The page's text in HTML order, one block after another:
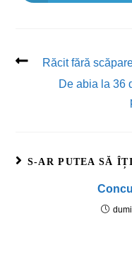
Răcit fără
De abia la 36
S-AR PUTEA SĂ